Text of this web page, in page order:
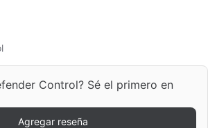
Control? Sé el primero en
Agregar reseña